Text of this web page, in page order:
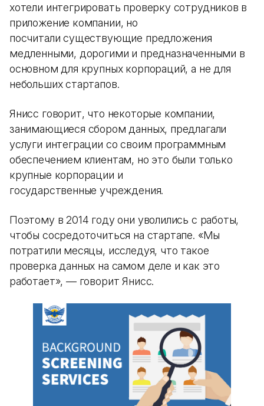
хотели интегрировать проверку сотрудников в
приложение компании, но
посчитали существующие предложения
медленными, дорогими и предназначенными в
основном для крупных корпораций, а не для
небольших стартапов.
Янисс говорит, что некоторые компании,
занимающиеся сбором данных, предлагали
услуги интеграции со своим программным
обеспечением клиентам, но это были только
крупные корпорации и
государственные учреждения.
Поэтому в 2014 году они уволились с работы,
чтобы сосредоточиться на стартапе. «Мы
потратили месяцы, исследуя, что такое
проверка данных на самом деле и как это
работает», — говорит Янисс.